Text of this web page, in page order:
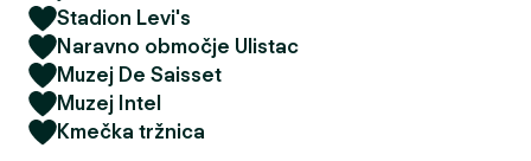
Stadion Levi's
Naravno območje Ulistac
Muzej De Saisset
Muzej Intel
Kmečka tržnica